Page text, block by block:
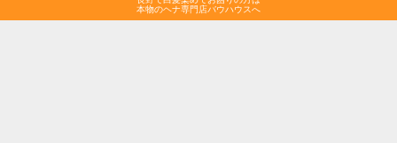
本物のヘナ専門店バウハウスへ